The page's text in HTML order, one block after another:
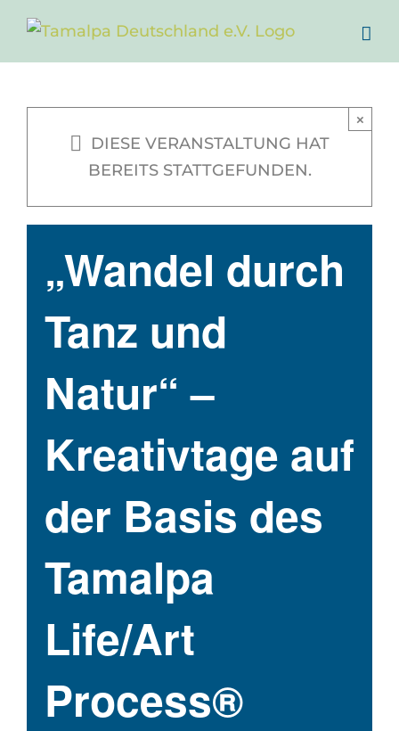
Inhalt
springen
DIESE VERANSTALTUNG HAT
BEREITS STATTGEFUNDEN.
×
„Wandel durch
Tanz und
Natur“ –
Kreativtage auf
der Basis des
Tamalpa
Life/Art
Process®